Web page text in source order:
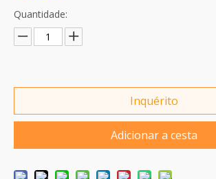
Quantidade:
Inquérito
Adicionar a cesta